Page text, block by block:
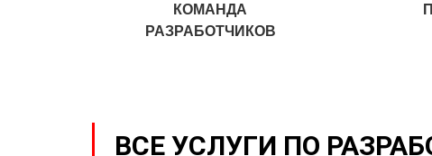
КОМАНДА
РАЗРАБОТЧИКОВ
ВСЕ УСЛУГИ ПО